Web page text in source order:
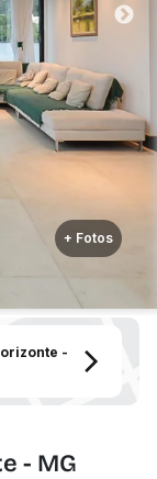
+ Fotos
-
- MG